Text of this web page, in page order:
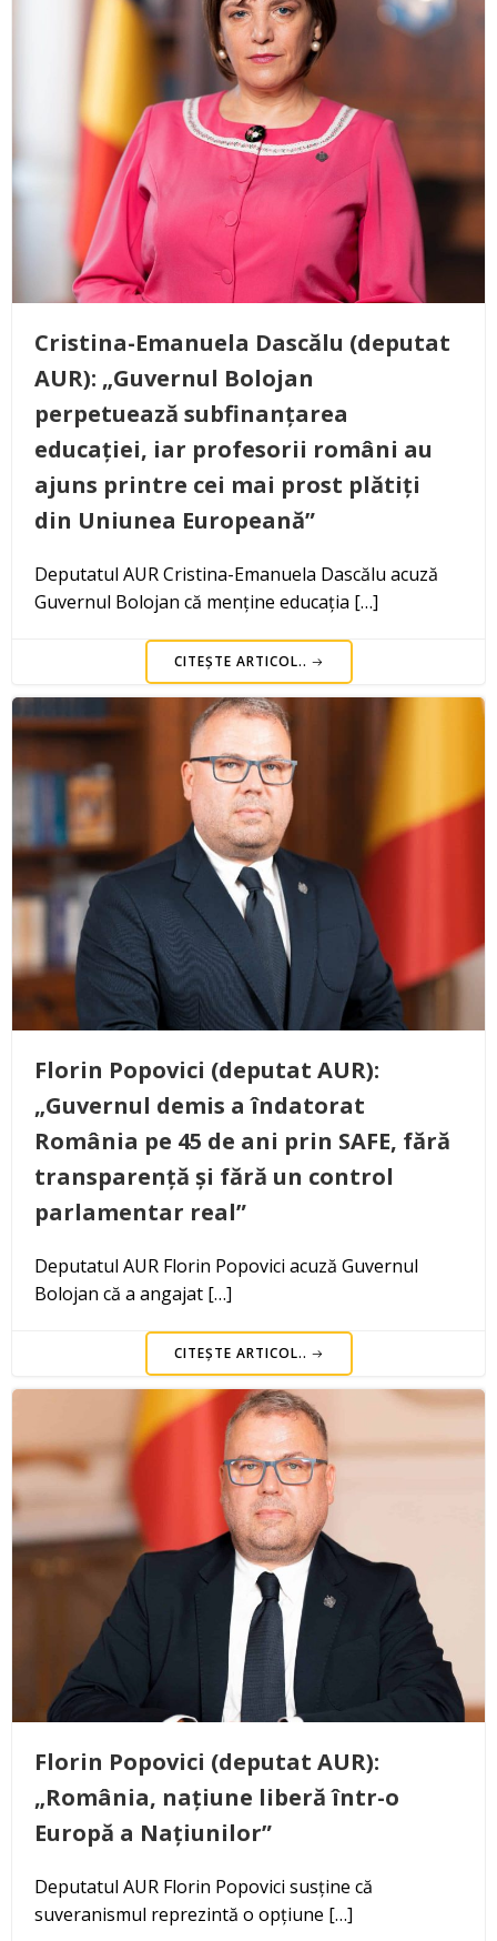
Cristina-Emanuela Dascălu (deputat
AUR): „Guvernul Bolojan
perpetuează subfinanțarea
educației, iar profesorii români au
ajuns printre cei mai prost plătiți
din Uniunea Europeană”
Deputatul AUR Cristina-Emanuela Dascălu acuză
Guvernul Bolojan că menține educația […]
CITEȘTE ARTICOL..
Florin Popovici (deputat AUR):
„Guvernul demis a îndatorat
România pe 45 de ani prin SAFE, fără
transparență și fără un control
parlamentar real”
Deputatul AUR Florin Popovici acuză Guvernul
Bolojan că a angajat […]
CITEȘTE ARTICOL..
Florin Popovici (deputat AUR):
„România, națiune liberă într-o
Europă a Națiunilor”
Deputatul AUR Florin Popovici susține că
suveranismul reprezintă o opțiune […]